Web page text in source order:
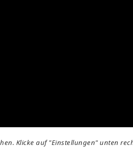
Klicke auf "Einstellungen" unten